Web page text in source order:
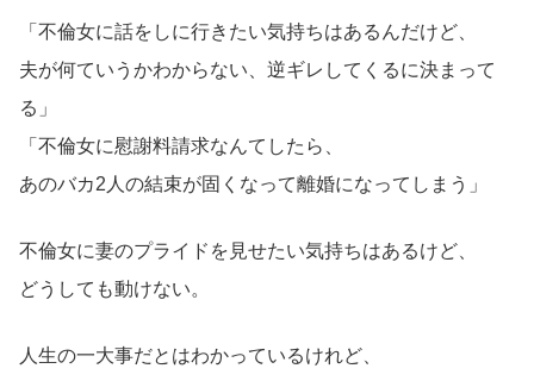
「不倫女に話をしに行きたい気持ちはあるんだけど、
夫が何ていうかわからない、逆ギレしてくるに決まって
る」
「不倫女に慰謝料請求なんてしたら、
あのバカ2人の結束が固くなって離婚になってしまう」
不倫女に妻のプライドを見せたい気持ちはあるけど、
どうしても動けない。
人生の一大事だとはわかっているけれど、